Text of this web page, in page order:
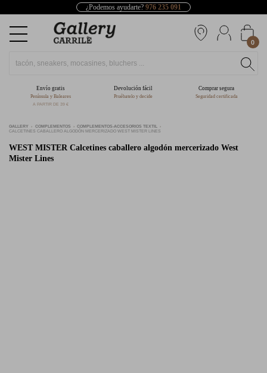
¿Podemos ayudarte? 976 235 091
0
Envío gratis
Península y Baleares
A PARTIR DE 39 €
Devolución fácil
Pruébatelo y decide
Comprar segura
Seguridad certificada
GALLERY COMPLEMENTOS
COMPLEMENTOS-ACCESORIOS TEXTIL
CALCETINES CABALLERO ALGODÓN MERCERIZADO WEST MISTER LINES
WEST MISTER Calcetines caballero algodón mercerizado West
Mister Lines